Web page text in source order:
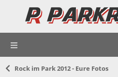
Rock im Park 2012 - Eure Fotos